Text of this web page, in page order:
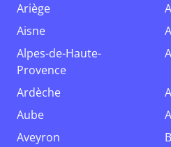
Ariège
Aisne
Alpes-de-Haute-
Provence
Ardèche
Aube
Aveyron